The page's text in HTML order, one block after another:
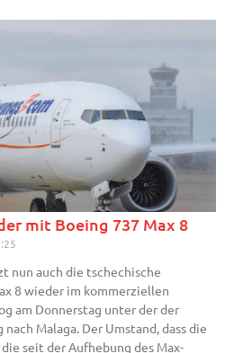
mit Boeing 737 Max 8
nun auch die tschechische
8 wieder im kommerziellen
am Donnerstag unter der der
Malaga. Der Umstand, dass die
seit der Aufhebung des Max-